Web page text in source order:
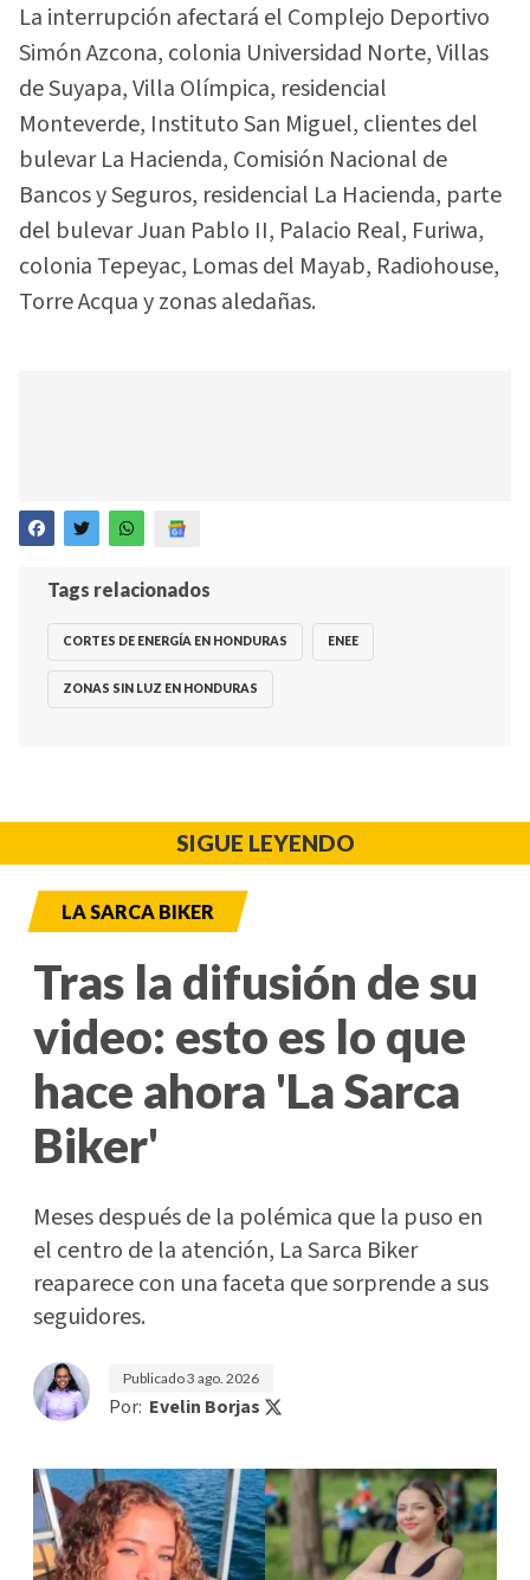
La interrupción afectará el Complejo Deportivo
Simón Azcona, colonia Universidad Norte, Villas
de Suyapa, Villa Olímpica, residencial
Monteverde, Instituto San Miguel, clientes del
bulevar La Hacienda, Comisión Nacional de
Bancos y Seguros, residencial La Hacienda, parte
del bulevar Juan Pablo II, Palacio Real, Furiwa,
colonia Tepeyac, Lomas del Mayab, Radiohouse,
Torre Acqua y zonas aledañas.
Tags relacionados
CORTES DE ENERGÍA EN HONDURAS ENEE
ZONAS SIN LUZ EN HONDURAS
SIGUE LEYENDO
LA SARCA BIKER
Tras la difusión de su
video: esto es lo que
hace ahora 'La Sarca
Biker'
Meses después de la polémica que la puso en
el centro de la atención, La Sarca Biker
reaparece con una faceta que sorprende a sus
seguidores.
Publicado3 ago. 2026
Por: Evelin Borjas